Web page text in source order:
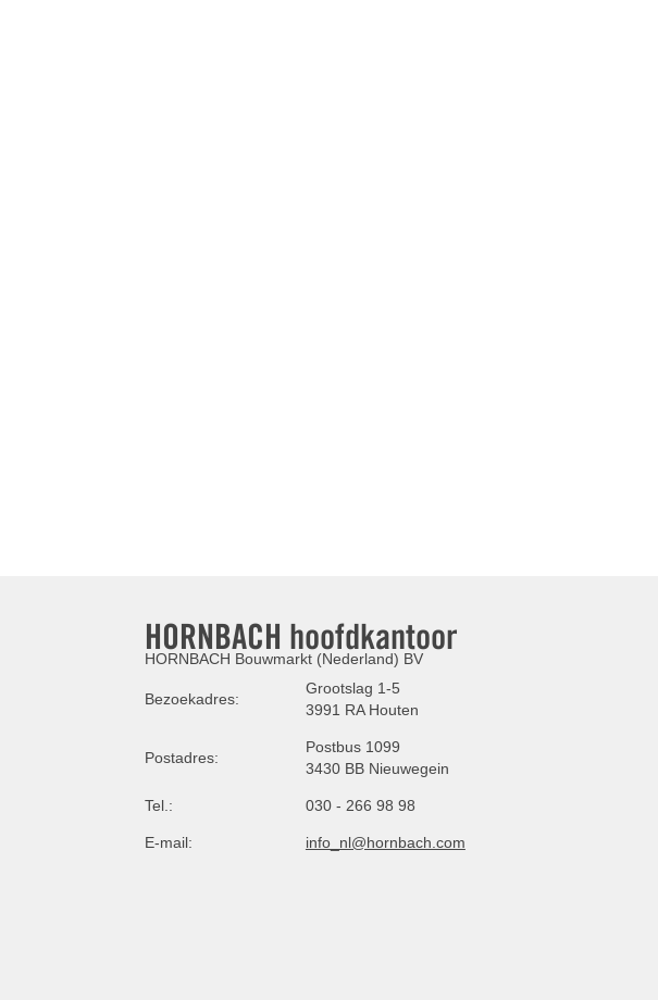
HORNBACH hoofdkantoor
HORNBACH Bouwmarkt (Nederland) BV
Bezoekadres:
Grootslag 1-5
3991 RA Houten
Postadres:
Postbus 1099
3430 BB Nieuwegein
Tel.: 030 - 266 98 98
E-mail: info_nl@hornbach.com